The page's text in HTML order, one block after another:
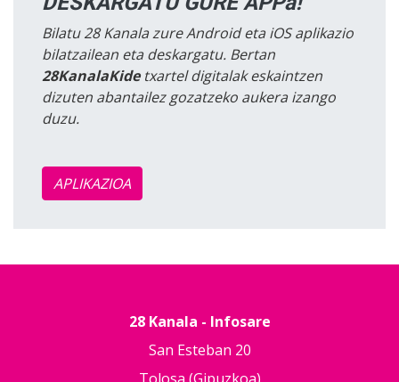
Bilatu 28 Kanala zure Android eta iOS aplikazio
bilatzailean eta deskargatu. Bertan
28KanalaKidetxartel digitalak eskaintzen
dizuten abantailez gozatzeko aukera izango
duzu.
APLIKAZIOA
28 Kanala - Infosare
San Esteban 20